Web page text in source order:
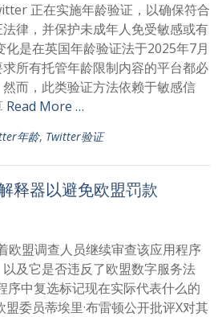
正在实施年龄验证，以确保符合
律，并保护未成年人免受敏感或有
是在英国年龄验证法于2025年7月
所有托管年龄限制内容的平台都必
而，此类验证方法依赖于敏感信
Read More …
年龄, Twitter验证
释器以避免欧盟罚款
盟调查人员继续审查该应用程序
及它是否违反了欧盟数字服务法
序中复选标记现在实际代表什么的
委员蒂埃里·布雷顿公开批评X对其